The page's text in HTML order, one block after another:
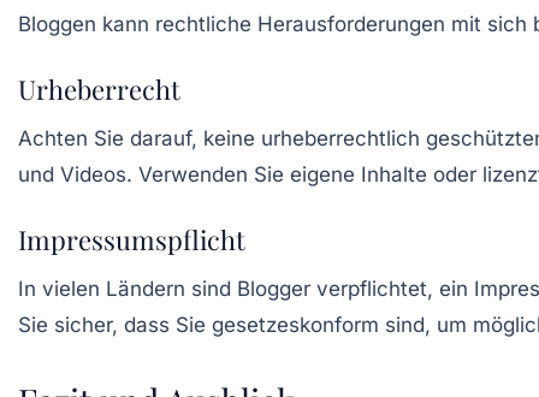
Bloggen kann rechtliche Herausforderungen mit
Urheberrecht
Achten Sie darauf, keine urheberrechtlich
und Videos. Verwenden Sie eigene Inhalte oder
Impressumspflicht
In vielen Ländern sind Blogger verpflichtet, ein
Sie sicher, dass Sie gesetzeskonform sind, um